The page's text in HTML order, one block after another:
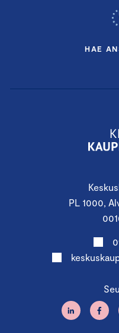
PL 1000,
HAE